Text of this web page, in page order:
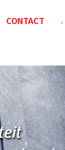
CONTACT